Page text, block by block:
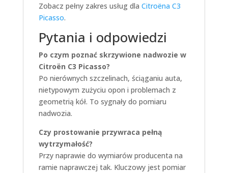
Zobacz pełny zakres usług dla Citroëna C3
Picasso.
Pytania i odpowiedzi
Po czym poznać skrzywione nadwozie w
Citroën C3 Picasso?
Po nierównych szczelinach, ściąganiu auta,
nietypowym zużyciu opon i problemach z
geometrią kół. To sygnały do pomiaru
nadwozia.
Czy prostowanie przywraca pełną
wytrzymałość?
Przy naprawie do wymiarów producenta na
ramie naprawczej tak. Kluczowy jest pomiar